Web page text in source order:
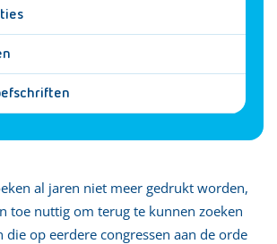
al jaren niet meer gedrukt worden,
toe nuttig om terug te kunnen zoeken
die op eerdere congressen aan de orde